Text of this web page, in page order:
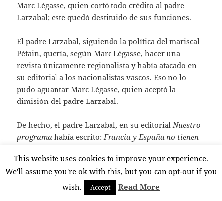
Marc Légasse, quien cortó todo crédito al padre
Larzabal; este quedó destituido de sus funciones.
El padre Larzabal, siguiendo la política del mariscal
Pétain, quería, según Marc Légasse, hacer una
revista únicamente regionalista y había atacado en
su editorial a los nacionalistas vascos. Eso no lo
pudo aguantar Marc Légasse, quien aceptó la
dimisión del padre Larzabal.
De hecho, el padre Larzabal, en su editorialNuestro
programa había escrito: Francia y España no tienen
verdadera Francia y de la verdadera España son los
nuestros. Marc Légasse decidió pues a principios de
1943 hacer de Aintzina una revista únicamente
folclórica; el título de su editorial del número
This website uses cookies to improve your experience.
We'll assume you're ok with this, but you can opt-out if you
wish.
Accept Read More